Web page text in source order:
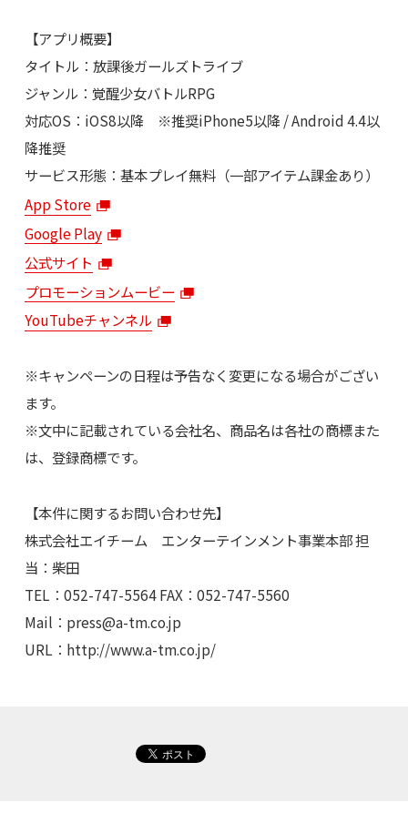
【アプリ概要】
タイトル：放課後ガールズトライブ
ジャンル：覚醒少女バトルRPG
対応OS：iOS8以降 ※推奨iPhone5以降 / Android 4.4以
降推奨
サービス形態：基本プレイ無料（一部アイテム課金あり）
App Store
Google Play
公式サイト
プロモーションムービー
YouTubeチャンネル
※キャンペーンの日程は予告なく変更になる場合がござい
ます。
※文中に記載されている会社名、商品名は各社の商標また
は、登録商標です。
【本件に関するお問い合わせ先】
株式会社エイチーム エンターテインメント事業本部 担
当：柴田
TEL：052-747-5564 FAX：052-747-5560
Mail： press@a-tm.co.jp
URL：http://www.a-tm.co.jp/